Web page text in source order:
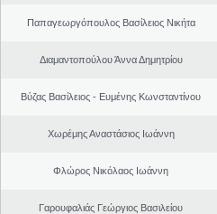
Παπαγεωργόπουλος Βασίλειος Νικήτα
Διαμαντοπούλου Άννα Δημητρίου
Βύζας Βασίλειος - Ευμένης Κωνσταντίνου
Χωρέμης Αναστάσιος Ιωάννη
Φλώρος Νικόλαος Ιωάννη
Γαρουφαλιάς Γεώργιος Βασιλείου